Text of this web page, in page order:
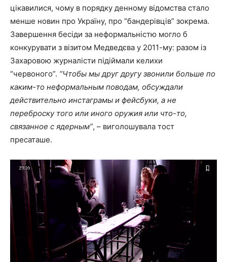
цікавилися, чому в порядку денному відомства стало
менше новин про Україну, про “бандерівців” зокрема.
Завершення бесіди за неформальністю могло б
конкурувати з візитом Медведєва у 2011-му: разом із
Захаровою журналісти підіймали келихи
“червоного”. “Чтобы мы друг другу звонили больше по
каким-то неформальным поводам, обсуждали
действительно инстаграмы и фейсбуки, а не
переброску того или иного оружия или что-то,
связанное с ядерным”, – виголошувала тост
пресаташе.